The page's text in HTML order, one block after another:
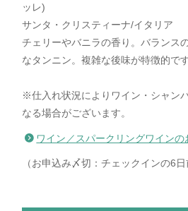
ッレ)
サンタ・クリスティーナ/イタリア
チェリーやバニラの香り。バランス
なタンニン。複雑な後味が特徴的です
※仕入れ状況によりワイン・シャン
なる場合がございます。
ワイン／スパークリングワインの
（お申込み〆切：チェックインの6日